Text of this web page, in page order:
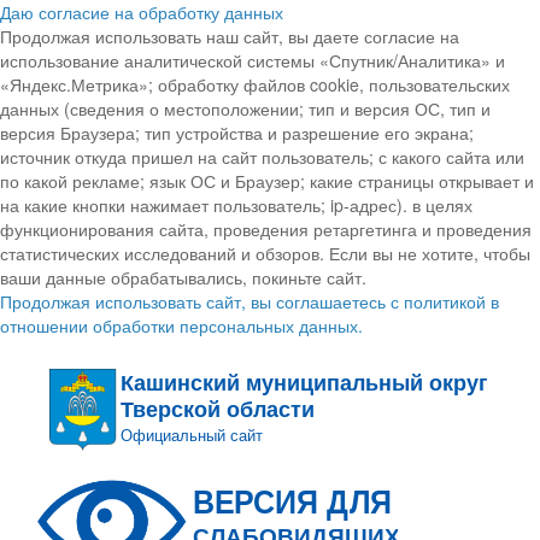
Даю согласие на обработку данных
Продолжая использовать наш сайт, вы даете согласие на
использование аналитической системы «Спутник/Аналитика» и
«Яндекс.Метрика»; обработку файлов cookie, пользовательских
данных (сведения о местоположении; тип и версия ОС, тип и
версия Браузера; тип устройства и разрешение его экрана;
источник откуда пришел на сайт пользователь; с какого сайта или
по какой рекламе; язык ОС и Браузер; какие страницы открывает и
на какие кнопки нажимает пользователь; ip-адрес). в целях
функционирования сайта, проведения ретаргетинга и проведения
статистических исследований и обзоров. Если вы не хотите, чтобы
ваши данные обрабатывались, покиньте сайт.
Продолжая использовать сайт, вы соглашаетесь с политикой в
отношении обработки персональных данных.